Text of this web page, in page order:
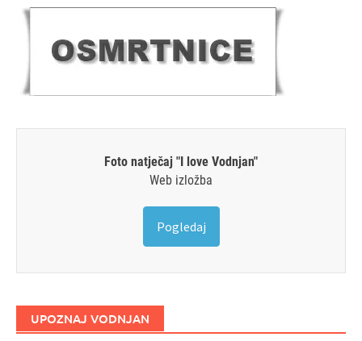
Foto natječaj "I love Vodnjan"
Web izložba
Pogledaj
UPOZNAJ VODNJAN